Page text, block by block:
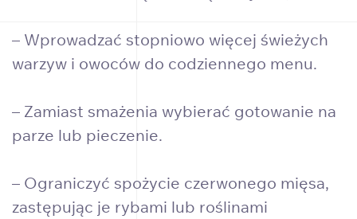
– Wprowadzać stopniowo więcej świeżych
warzyw i owoców do codziennego menu.
– Zamiast smażenia wybierać gotowanie na
parze lub pieczenie.
– Ograniczyć spożycie czerwonego mięsa,
zastępując je rybami lub roślinami